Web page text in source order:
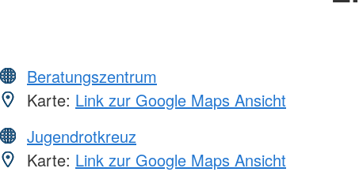
Beratungszentrum
Karte: Link zur Google Maps Ansicht
Jugendrotkreuz
Karte: Link zur Google Maps Ansicht